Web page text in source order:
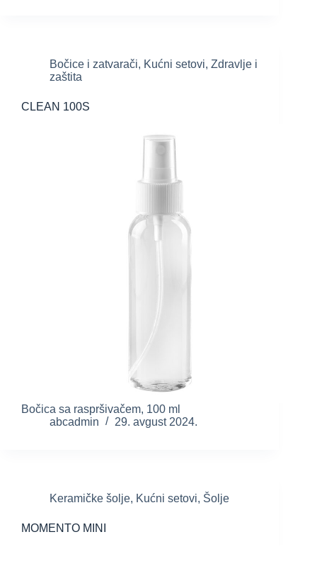
Bočice i zatvarači, Kućni setovi, Zdravlje i
zaštita
CLEAN 100S
Bočica sa raspršivačem, 100 ml
abcadmin
29. avgust 2024.
Keramičke šolje, Kućni setovi, Šolje
MOMENTO MINI